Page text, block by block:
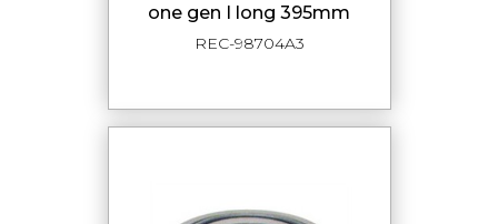
one gen I long 395mm
REC-98704A3